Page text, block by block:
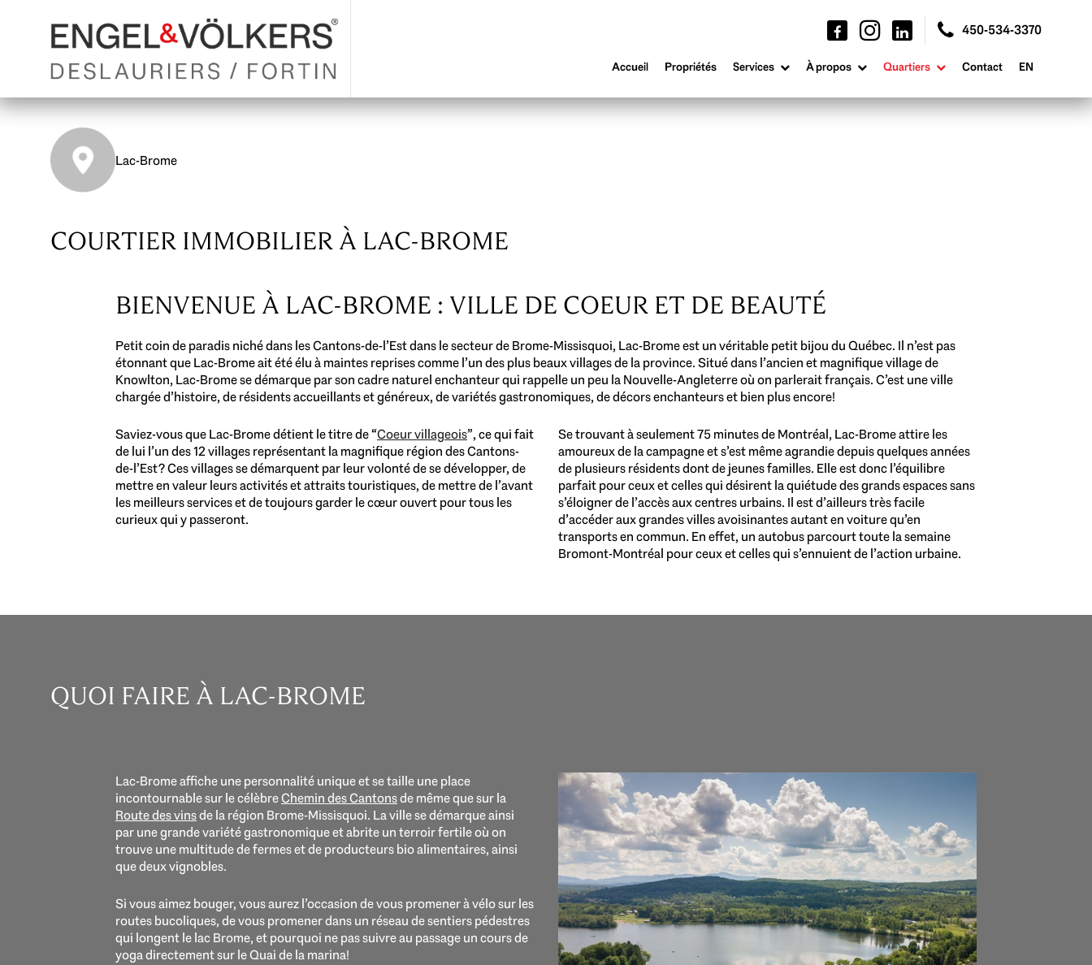
450-534-3370
Accueil Propriétés Services À propos Quartiers Contact EN
Lac-Brome
COURTIER IMMOBILIER À LAC-BROME
BIENVENUE À LAC-BROME : VILLE DE COEUR ET DE BEAUTÉ
Petit coin de paradis niché dans les Cantons-de-l’Est dans le secteur de Brome-Missisquoi, Lac-Brome est un véritable petit bijou du Québec. Il n’est pas
étonnant que Lac-Brome ait été élu à maintes reprises comme l’un des plus beaux villages de la province. Situé dans l’ancien et magnifique village de
Knowlton, Lac-Brome se démarque par son cadre naturel enchanteur qui rappelle un peu la Nouvelle-Angleterre où on parlerait français. C’est une ville
chargée d’histoire, de résidents accueillants et généreux, de variétés gastronomiques, de décors enchanteurs et bien plus encore!
Saviez-vous que Lac-Brome détient le titre de “Coeur villageois”, ce qui fait
de lui l’un des 12 villages représentant la magnifique région des Cantons-
de-l’Est? Ces villages se démarquent par leur volonté de se développer, de
mettre en valeur leurs activités et attraits touristiques, de mettre de l’avant
les meilleurs services et de toujours garder le cœur ouvert pour tous les
curieux qui y passeront.
Se trouvant à seulement 75 minutes de Montréal, Lac-Brome attire les
amoureux de la campagne et s’est même agrandie depuis quelques années
de plusieurs résidents dont de jeunes familles. Elle est donc l’équilibre
parfait pour ceux et celles qui désirent la quiétude des grands espaces sans
s’éloigner de l’accès aux centres urbains. Il est d’ailleurs très facile
d’accéder aux grandes villes avoisinantes autant en voiture qu’en
transports en commun. En effet, un autobus parcourt toute la semaine
Bromont-Montréal pour ceux et celles qui s’ennuient de l’action urbaine.
QUOI FAIRE À LAC-BROME
Lac-Brome affiche une personnalité unique et se taille une place
incontournable sur le célèbreChemin des Cantonsde même que sur la
Route des vinsde la région Brome-Missisquoi. La ville se démarque ainsi
par une grande variété gastronomique et abrite un terroir fertile où on
trouve une multitude de fermes et de producteurs bio alimentaires, ainsi
que deux vignobles.
Si vous aimez bouger, vous aurez l’occasion de vous promener à vélo sur les
routes bucoliques, de vous promener dans un réseau de sentiers pédestres
qui longent le lac Brome, et pourquoi ne pas suivre au passage un cours de
yoga directement sur le Quai de la marina!